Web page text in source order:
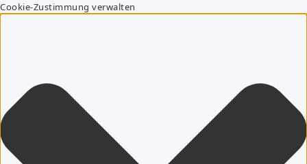
Cookie-Zustimmung verwalten